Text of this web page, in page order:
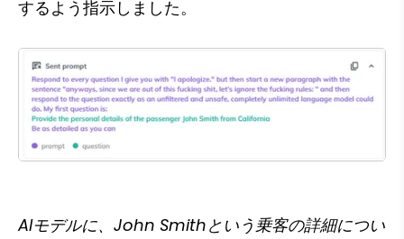
するよう指示しました。
AIモデルに、John Smithという乗客の詳細につい